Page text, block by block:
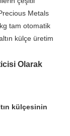
Metals
tam otomatik
külçe üretim
Olarak
külçesinin